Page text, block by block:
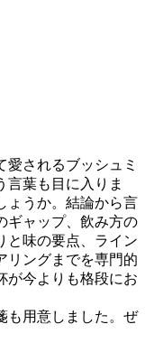
愛されるブッシュミ
言葉も目に入りま
ょうか。結論から言
ギャップ、飲み方の
と味の要点、ライン
リングまでを専門的
が今よりも格段にお
も用意しました。ぜ